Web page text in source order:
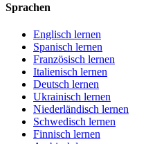
Sprachen
Englisch lernen
Spanisch lernen
Französisch lernen
Italienisch lernen
Deutsch lernen
Ukrainisch lernen
Niederländisch lernen
Schwedisch lernen
Finnisch lernen